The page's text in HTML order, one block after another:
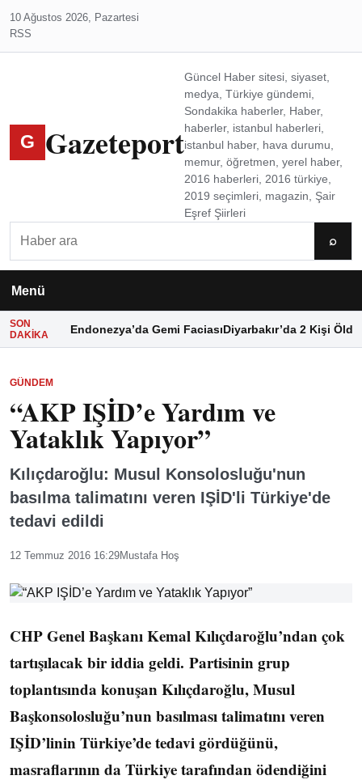
10 Ağustos 2026, Pazartesi
RSS
G Gazeteport
Güncel Haber sitesi, siyaset,
medya, Türkiye gündemi,
Sondakika haberler, Haber,
haberler, istanbul haberleri,
istanbul haber, hava durumu,
memur, öğretmen, yerel haber,
2016 haberleri, 2016 türkiye,
2019 seçimleri, magazin, Şair
Eşref Şiirleri
⌕
Menü
SON
DAKIKA
Endonezya’da Gemi FaciasıDiyarbakır’da 2 Kişi Öldü
GÜNDEM
“AKP IŞİD’e Yardım ve
Yataklık Yapıyor”
Kılıçdaroğlu: Musul Konsolosluğu'nun
basılma talimatını veren IŞİD'li Türkiye'de
tedavi edildi
12 Temmuz 2016 16:29Mustafa Hoş
CHP Genel Başkanı Kemal Kılıçdaroğlu’ndan çok
tartışılacak bir iddia geldi. Partisinin grup
toplantısında konuşan Kılıçdaroğlu, Musul
Başkonsolosluğu’nun basılması talimatını veren
IŞİD’linin Türkiye’de tedavi gördüğünü,
masraflarının da Türkiye tarafından ödendiğini